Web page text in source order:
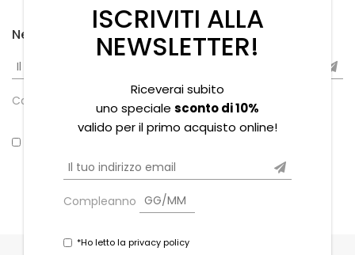
Newsletter
Compleanno
ISCRIVITI ALLA
NEWSLETTER!
Riceverai subito
uno speciale sconto di 10%
valido per il primo acquisto online!
Compleanno
*Ho letto la privacy policy